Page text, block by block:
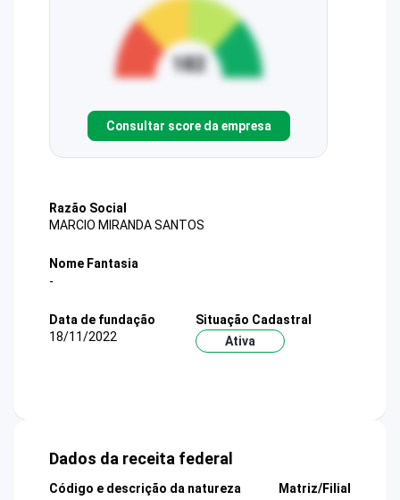
Consultar score da empresa
Razão Social
MARCIO MIRANDA SANTOS
Nome Fantasia
-
Data de fundação
18/11/2022
Situação Cadastral
Ativa
Dados da receita federal
Código e descrição da natureza
Matriz/Filial